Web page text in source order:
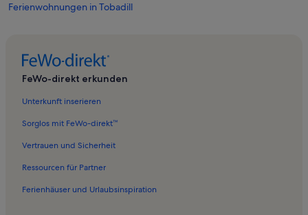
Ferienwohnungen in Tobadill
Ferienwohnungen in Quadratsch
Ferienwohnungen in Naturpark Kaunergrat Pitztal-Kaunertal
Ferienwohnungen in Mils bei Imst
Ferienwohnungen in Rifenalbahn
Ferienwohnungen in Stanz bei Landeck
FeWo-direkt erkunden
Unterkunft inserieren
Sorglos mit FeWo-direkt™
Vertrauen und Sicherheit
Ressourcen für Partner
Ferienhäuser und Urlaubsinspiration